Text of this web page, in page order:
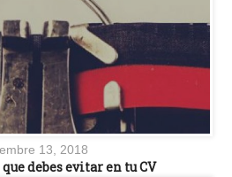
13, 2018
debes evitar en tu CV